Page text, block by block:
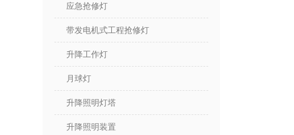
应急抢修灯
带发电机式工程抢修灯
升降工作灯
月球灯
升降照明灯塔
升降照明装置